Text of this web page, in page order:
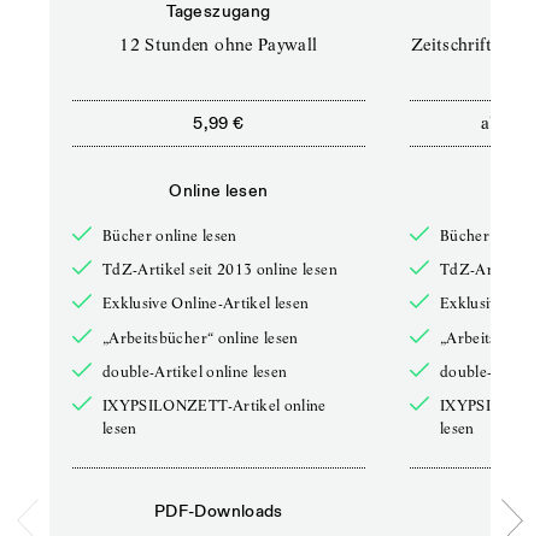
Tageszugang
12 Stunden ohne Paywall
5,99 €
Online lesen
Bücher online lesen
TdZ-Artikel seit 2013 online lesen
Exklusive Online-Artikel lesen
„Arbeitsbücher“ online lesen
double-Artikel online lesen
IXYPSILONZETT-Artikel online
lesen
PDF-Downloads
Zeitschriften
ab
Bücher online
TdZ-Artikel
Exklusive
double-
lesen